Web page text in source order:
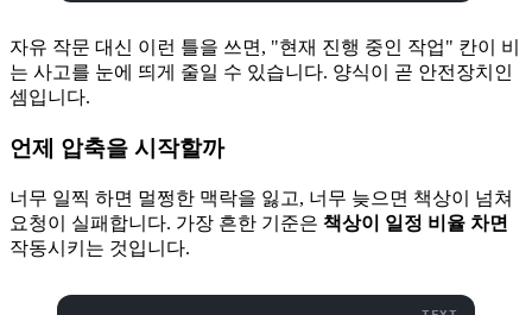
자유 작문 대신 이런 틀을 쓰면, "현재 진행 중인 작업" 칸이 비
는 사고를 눈에 띄게 줄일 수 있습니다. 양식이 곧 안전장치인
셈입니다.
언제 압축을 시작할까
너무 일찍 하면 멀쩡한 맥락을 잃고, 너무 늦으면 책상이 넘쳐
요청이 실패합니다. 가장 흔한 기준은 책상이 일정 비율 차면
작동시키는 것입니다.